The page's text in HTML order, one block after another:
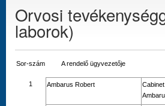
Orvosi
laborok)
Sor-szám A rendelő ügyvezetője
1 Ambarus Robert